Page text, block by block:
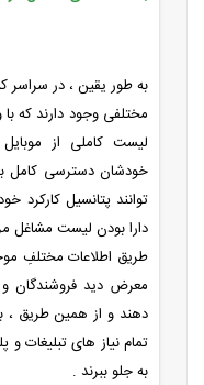
به طور یقین ، در سراسر
مختلفی وجود دارند که
لیست کاملی از
خودشان دسترسی کامل
توانند پتانسیل کارکرد
دارا بودن لیست مشاغل
طریق اطلاعات مختلفِ
معرض دید فروشندگان و
دهند و از همین طریق ،
تمام نیاز های تبلیغات و
به جلو ببرند .